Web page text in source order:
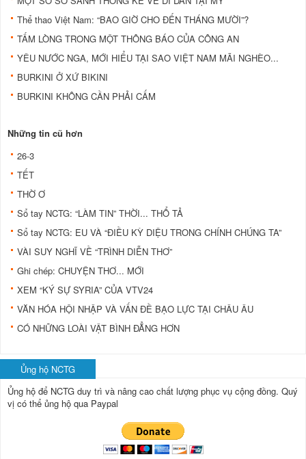
Thể thao Việt Nam: “BAO GIỜ CHO ĐẾN THÁNG MƯỜI”?
TẤM LÒNG TRONG MỘT THÔNG BÁO CỦA CÔNG AN
YÊU NƯỚC NGA, MỚI HIỂU TẠI SAO VIỆT NAM MÃI NGHÈO...
BURKINI Ở XỨ BIKINI
BURKINI KHÔNG CẦN PHẢI CẤM
Những tin cũ hơn
26-3
TẾT
THỜ Ơ
Sổ tay NCTG: “LÀM TIN” THỜI... THỔ TẢ
Sổ tay NCTG: EU VÀ “ĐIỀU KỲ DIỆU TRONG CHÍNH CHÚNG TA”
VÀI SUY NGHĨ VỀ “TRÌNH DIỄN THƠ”
Ghi chép: CHUYỆN THƠ... MỚI
XEM “KÝ SỰ SYRIA” CỦA VTV24
VĂN HÓA HỘI NHẬP VÀ VẤN ĐỀ BẠO LỰC TẠI CHÂU ÂU
CÓ NHỮNG LOÀI VẬT BÌNH ĐẲNG HƠN
Ủng hộ NCTG
Ủng hộ để NCTG duy trì và nâng cao chất lượng phục vụ cộng đồng. Quý
vị có thể ủng hộ qua Paypal